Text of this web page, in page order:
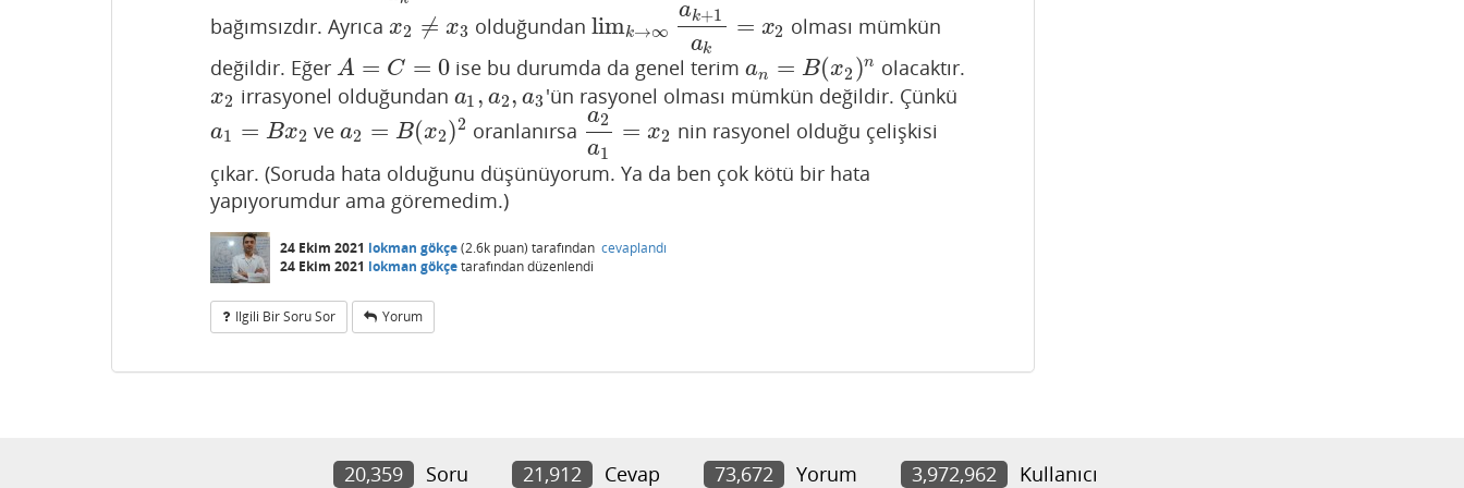
bağımsızdır. Ayrıca x2 ≠ x3
x2≠ x3 olduğundanlimk→∞
ak+1
ak
= x2
limk→∞a k+1ak =x2
olması mümkün
değildir. Eğer A = C = 0
A= C= 0 ise bu durumda da genel teriman = B(x2 )n
an =B( x2)n olacaktır.
x2
x2 irrasyonel olduğundan a1 , a2, a3
a1 ,a2,a 3 'ün rasyonel olması mümkün değildir. Çünkü
a1 = Bx2
a1 =Bx 2 vea2 = B(x2)2
a2 =B( x2)2 oranlanırsa
a2
a1
= x2
a2a 1=x2
nin rasyonel olduğu çelişkisi
çıkar. (Soruda hata olduğunu düşünüyorum. Ya da ben çok kötü bir hata
yapıyorumdur ama göremedim.)
24 Ekim 2021 lokman gökçe(2.6k puan) tarafından cevaplandı
24 Ekim 2021 lokman gökçetarafındandüzenlendi
Ilgili Bir Soru Sor Yorum
20,359 Soru 21,912 Cevap 73,672 Yorum 3,972,962 Kullanıcı